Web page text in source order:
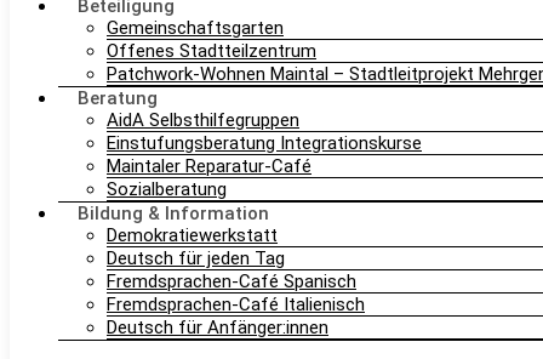
Beteiligung
Gemeinschaftsgarten
Offenes Stadtteilzentrum
Patchwork-Wohnen Maintal – Stadtleitprojekt
Beratung
AidA Selbsthilfegruppen
Einstufungsberatung Integrationskurse
Maintaler Reparatur-Café
Sozialberatung
Bildung & Information
Demokratiewerkstatt
Deutsch für jeden Tag
Fremdsprachen-Café Spanisch
Fremdsprachen-Café Italienisch
Deutsch für Anfänger:innen